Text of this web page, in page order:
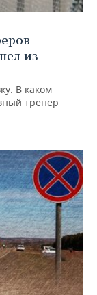
из
В каком
тренер